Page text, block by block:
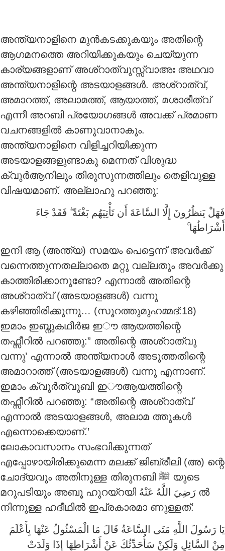
അന്ത്യനാളിനെ മുൻകടക്കുകയും അതിന്റെ
ആഗമനത്തെ അറിയിക്കുകയും ചെയ്യുന്ന
കാര്യങ്ങളാണ് അശ്റാത്വുസ്സ്വാഅഃ അഥവാ
അന്ത്യനാളിന്റെ അടയാളങ്ങൾ. അശ്റാത്വ്,
അമാറത്ത്, അലാമത്ത്, ആയാത്ത്, മശാരീത്വ്
എന്നീ അറബി പ്രയോഗങ്ങൾ അവക്ക് പ്രമാണ
വചനങ്ങളിൽ കാണുവാനാകും.
അന്ത്യനാളിനെ വിളിച്ചറിയിക്കുന്ന
അടയാളങ്ങളുണ്ടാകു മെന്നത് വിശുദ്ധ
ക്വുർആനിലും തിരുസുന്നത്തിലും തെളിവുള്ള
വിഷയമാണ്. അല്ലാഹു പറഞ്ഞു:
فَهَلْ يَنظُرُونَ إِلَّا السَّاعَةَ أَن تَأْتِيَهُم بَغْتَةًۖ فَقَدْ جَاءَ
أَشْرَاطُهَاۚ
ഇനി ആ (അന്ത്യ) സമയം പെട്ടെന്ന് അവർക്ക്
വന്നെത്തുന്നതല്ലാതെ മറ്റു വല്ലതും അവർക്കു
കാത്തിരിക്കാനുണ്ടോ? എന്നാൽ അതിന്റെ
അശ്റാത്വ് (അടയാളങ്ങൾ) വന്നു
കഴിഞ്ഞിരിക്കുന്നു… (സൂറത്തുമുഹമ്മദ്:18)
ഇമാം ഇബ്നുകഥീർജ ഇൗ ആയത്തിന്റെ
തഫ്സീറിൽ പറഞ്ഞു:” അതിന്റെ അശ്റാത്വു
വന്നു’ എന്നാൽ അന്ത്യനാൾ അടുത്തതിന്റെ
അമാറാത്ത് (അടയാളങ്ങൾ) വന്നു എന്നാണ്.
ഇമാം ക്വുർത്വുബി ഇൗആയത്തിന്റെ
തഫ്സീറിൽ പറഞ്ഞു: “അതിന്റെ അശ്റാത്വ്
എന്നാൽ അടയാളങ്ങൾ, അലാമ ത്തുകൾ
എന്നൊക്കെയാണ്.’
ലോകാവസാനം സംഭവിക്കുന്നത്
എപ്പോഴായിരിക്കുമെന്ന മലക്ക് ജിബ്രീലി (അ) ന്റെ
ചോദ്യവും അതിനുള്ള തിരുനബി ‎ﷺ യുടെ
മറുപടിയും അബൂ ഹുറയ്റയി
ൽ
നിന്നുള്ള ഹദീഥിൽ ഇപ്രകാരമാ ണുള്ളത്:
يَا رَسُولَ اللَّهِ مَتَى السَّاعَةُ قَالَ مَا الْمَسْئُولُ عَنْهَا بِأَعْلَمَ
مِنْ السَّائِلِ وَلَكِنْ سَأُحَدِّثُكَ عَنْ أَشْرَاطِهَا إِذَا وَلَدَتْ